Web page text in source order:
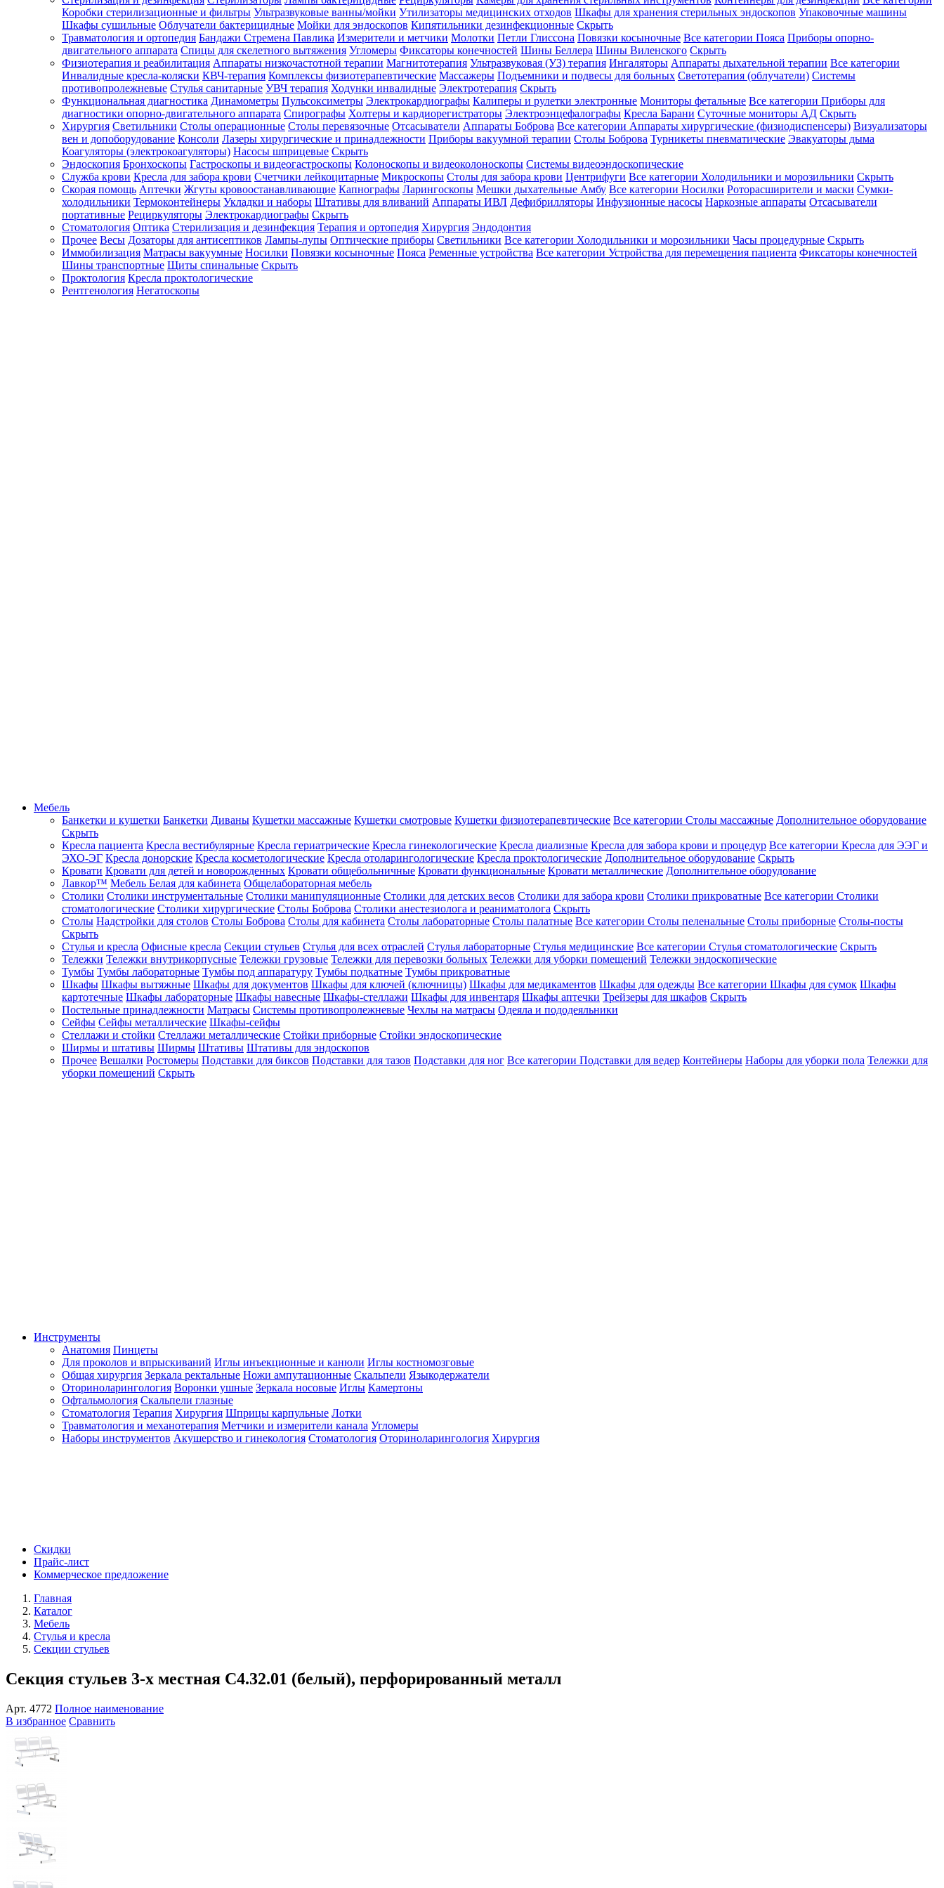
Зарегистрироваться
Зачем
регистрироваться?
Все
покупки
в
одном
месте
Личный
менеджер
Отслеживание
статуса
заказа
Коробки стерилизационные и фильтры Ультразвуковые ванны/мойки Утилизаторы медицинских отходов Шкафы для хранения стерильных эндоскопов Упаковочные машины
Шкафы сушильные Облучатели бактерицидные Мойки для эндоскопов Кипятильники дезинфекционные Скрыть
Травматология и ортопедия Бандажи Стремена Павлика Измерители и метчики Молотки Петли Глиссона Повязки косыночные Все категории Пояса Приборы опорно-
двигательного аппарата Спицы для скелетного вытяжения Угломеры Фиксаторы конечностей Шины Беллера Шины Виленского Скрыть
Физиотерапия и реабилитация Аппараты низкочастотной терапии Магнитотерапия Ультразвуковая (УЗ) терапия Ингаляторы Аппараты дыхательной терапии Все категории
Инвалидные кресла-коляски КВЧ-терапия Комплексы физиотерапевтические Массажеры Подъемники и подвесы для больных Светотерапия (облучатели) Системы
противопролежневые Стулья санитарные УВЧ терапия Ходунки инвалидные Электротерапия Скрыть
Функциональная диагностика Динамометры Пульсоксиметры Электрокардиографы Калиперы и рулетки электронные Мониторы фетальные Все категории Приборы для
диагностики опорно-двигательного аппарата Спирографы Холтеры и кардиорегистраторы Электроэнцефалографы Кресла Барани Суточные мониторы АД Скрыть
Хирургия Светильники Столы операционные Столы перевязочные Отсасыватели Аппараты Боброва Все категории Аппараты хирургические (физиодиспенсеры) Визуализаторы
вен и допоборудование Консоли Лазеры хирургические и принадлежности Приборы вакуумной терапии Столы Боброва Турникеты пневматические Эвакуаторы дыма
Коагуляторы (электрокоагуляторы) Насосы шприцевые Скрыть
Эндоскопия Бронхоскопы Гастроскопы и видеогастроскопы Колоноскопы и видеоколоноскопы Системы видеоэндоскопические
Служба крови Кресла для забора крови Счетчики лейкоцитарные Микроскопы Столы для забора крови Центрифуги Все категории Холодильники и морозильники Скрыть
Скорая помощь Аптечки Жгуты кровоостанавливающие Капнографы Ларингоскопы Мешки дыхательные Амбу Все категории Носилки Роторасширители и маски Сумки-
холодильники Термоконтейнеры Укладки и наборы Штативы для вливаний Аппараты ИВЛ Дефибрилляторы Инфузионные насосы Наркозные аппараты Отсасыватели
портативные Рециркуляторы Электрокардиографы Скрыть
Стоматология Оптика Стерилизация и дезинфекция Терапия и ортопедия Хирургия Эндодонтия
Прочее Весы Дозаторы для антисептиков Лампы-лупы Оптические приборы Светильники Все категории Холодильники и морозильники Часы процедурные Скрыть
Иммобилизация Матрасы вакуумные Носилки Повязки косыночные Пояса Ременные устройства Все категории Устройства для перемещения пациента Фиксаторы конечностей
Шины транспортные Щиты спинальные Скрыть
Проктология Кресла проктологические
Рентгенология Негатоскопы
Мебель
Банкетки и кушетки Банкетки Диваны Кушетки массажные Кушетки смотровые Кушетки физиотерапевтические Все категории Столы массажные Дополнительное оборудование
Скрыть
Кресла пациента Кресла вестибулярные Кресла гериатрические Кресла гинекологические Кресла диализные Кресла для забора крови и процедур Все категории Кресла для ЭЭГ и
ЭХО-ЭГ Кресла донорские Кресла косметологические Кресла отоларингологические Кресла проктологические Дополнительное оборудование Скрыть
Кровати Кровати для детей и новорожденных Кровати общебольничные Кровати функциональные Кровати металлические Дополнительное оборудование
Лавкор™ Мебель Белая для кабинета Общелабораторная мебель
Столики Столики инструментальные Столики манипуляционные Столики для детских весов Столики для забора крови Столики прикроватные Все категории Столики
стоматологические Столики хирургические Столы Боброва Столики анестезиолога и реаниматолога Скрыть
Столы Надстройки для столов Столы Боброва Столы для кабинета Столы лабораторные Столы палатные Все категории Столы пеленальные Столы приборные Столы-посты
Скрыть
Стулья и кресла Офисные кресла Секции стульев Стулья для всех отраслей Стулья лабораторные Стулья медицинские Все категории Стулья стоматологические Скрыть
Тележки Тележки внутрикорпусные Тележки грузовые Тележки для перевозки больных Тележки для уборки помещений Тележки эндоскопические
Тумбы Тумбы лабораторные Тумбы под аппаратуру Тумбы подкатные Тумбы прикроватные
Шкафы Шкафы вытяжные Шкафы для документов Шкафы для ключей (ключницы) Шкафы для медикаментов Шкафы для одежды Все категории Шкафы для сумок Шкафы
картотечные Шкафы лабораторные Шкафы навесные Шкафы-стеллажи Шкафы для инвентаря Шкафы аптечки Трейзеры для шкафов Скрыть
Постельные принадлежности Матрасы Системы противопролежневые Чехлы на матрасы Одеяла и пододеяльники
Сейфы Сейфы металлические Шкафы-сейфы
Стеллажи и стойки Стеллажи металлические Стойки приборные Стойки эндоскопические
Ширмы и штативы Ширмы Штативы Штативы для эндоскопов
Прочее Вешалки Ростомеры Подставки для биксов Подставки для тазов Подставки для ног Все категории Подставки для ведер Контейнеры Наборы для уборки пола Тележки для
уборки помещений Скрыть
Инструменты
Анатомия Пинцеты
Для проколов и впрыскиваний Иглы инъекционные и канюли Иглы костномозговые
Общая хирургия Зеркала ректальные Ножи ампутационные Скальпели Языкодержатели
Оториноларингология Воронки ушные Зеркала носовые Иглы Камертоны
Офтальмология Скальпели глазные
Стоматология Терапия Хирургия Шприцы карпульные Лотки
Травматология и механотерапия Метчики и измерители канала Угломеры
Наборы инструментов Акушерство и гинекология Стоматология Оториноларингология Хирургия
Скидки
Прайс-лист
Коммерческое предложение
Главная
Каталог
Мебель
Стулья и кресла
Секции стульев
Секция стульев 3-х местная С4.32.01 (белый), перфорированный металл
Арт. 4772 Полное наименование
В избранное Сравнить